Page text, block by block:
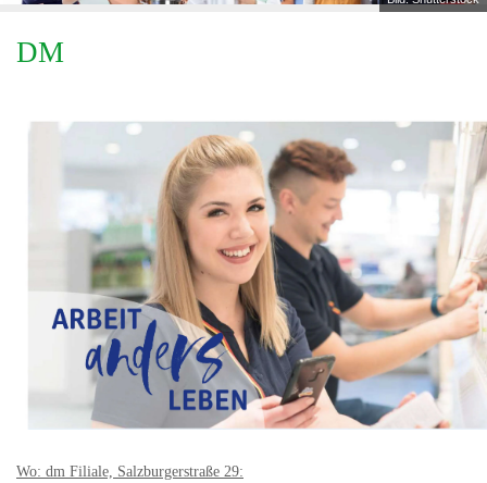
DM
Wo: dm Filiale, Salzburgerstraße 29: